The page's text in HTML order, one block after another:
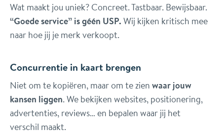
Wat maakt jou uniek? Concreet. Tastbaar. Bewijsbaar.
“Goede service” is géén USP.Wij kijken kritisch mee
naar hoe jij je merk verkoopt.
Concurrentie in kaart brengen
Niet om te kopiëren, maar om te zienwaar jouw
kansen liggen. We bekijken websites, positionering,
advertenties, reviews… en bepalen waar jij het
verschil maakt.